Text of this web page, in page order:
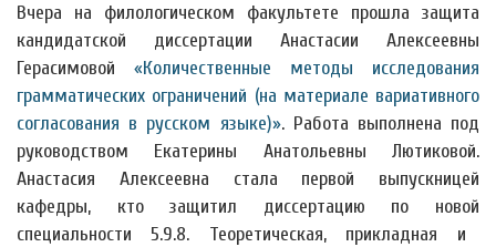
Вчера на филологическом факультете прошла защита
кандидатской диссертации Анастасии Алексеевны
Герасимовой «Количественные методы исследования
грамматических ограничений (на материале вариативного
согласования в русском языке)». Работа выполнена под
руководством Екатерины Анатольевны Лютиковой.
Анастасия Алексеевна стала первой выпускницей
кафедры, кто защитил диссертацию по новой
специальности 5.9.8. Теоретическая, прикладная и